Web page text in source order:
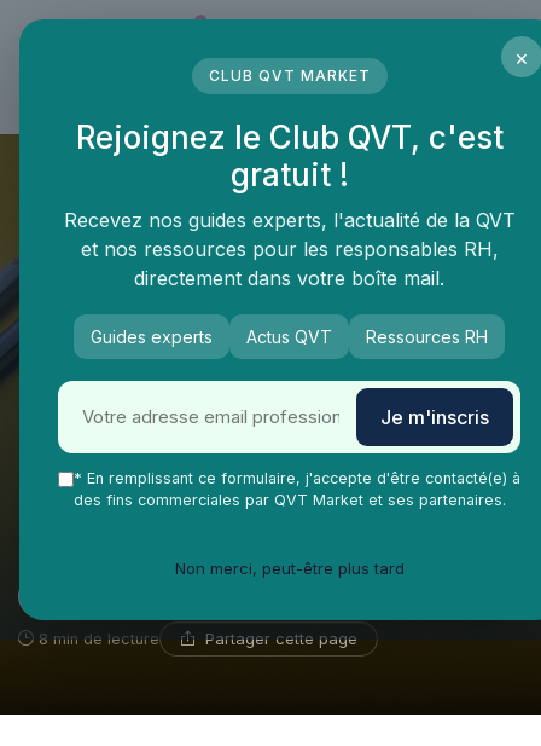
QVT Market Engagement collaborateurs
Optimiser les réunions
d'équipe pour améliorer la
8 min de lecture Partager cette page
×
CLUB QVT MARKET
Rejoignez le Club QVT, c'est
gratuit !
Recevez nos guides experts, l'actualité de la QVT
et nos ressources pour les responsables RH,
directement dans votre boîte mail.
Guides experts Actus QVT Ressources RH
Je m'inscris
* En remplissant ce formulaire, j'accepte d'être contacté(e) à
des fins commerciales par QVT Market et ses partenaires.
Non merci, peut-être plus tard
Panneau de gestion des cookies